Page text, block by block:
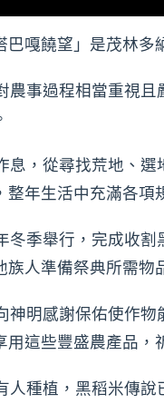
巴嘎饒望」是茂林多
事過程相當重視且
，從尋找荒地、選
整年生活中充滿各項
季舉行，完成收割
族人準備祭典所需物
明感謝保佑使作物
用這些豐盛農產品，
種植，黑稻米傳說